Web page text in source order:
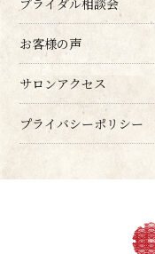
ブライダル相談会
お客様の声
サロンアクセス
プライバシーポリシー